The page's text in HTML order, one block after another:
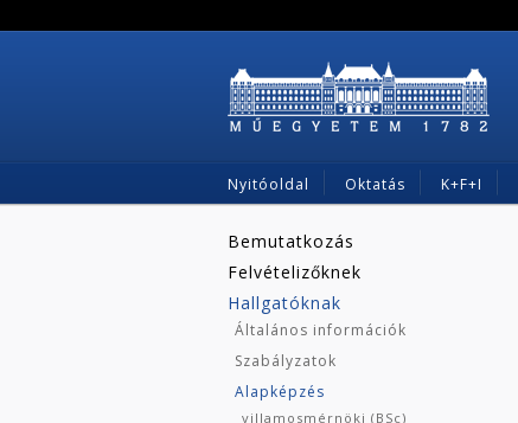
Nyitóoldal Oktatás K+F+I
Bemutatkozás
Felvételizőknek
Hallgatóknak
Általános információk
Szabályzatok
Alapképzés
villamosmérnöki (BSc)